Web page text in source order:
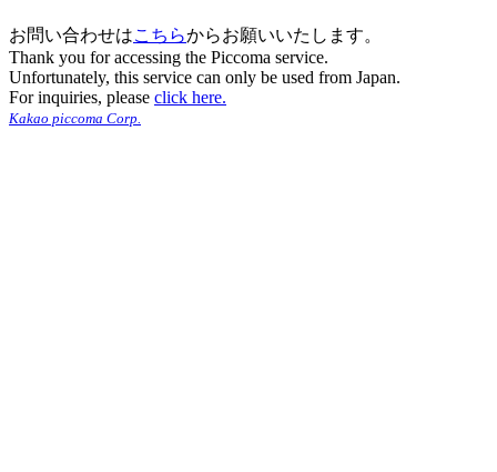
お問い合わせはこちらからお願いいたします。
Thank you for accessing the Piccoma service.
Unfortunately, this service can only be used from Japan.
For inquiries, please click here.
Kakao piccoma Corp.